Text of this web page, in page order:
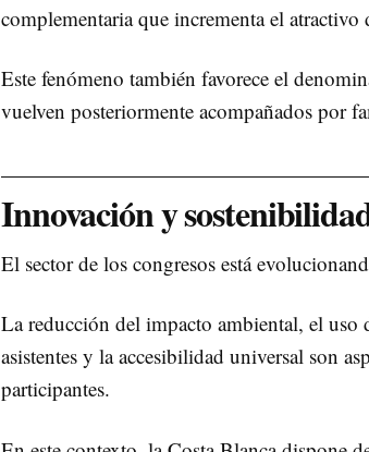
complementaria que incrementa el atractivo
Este fenómeno también favorece el
vuelven posteriormente acompañados por
Innovación y
El sector de los congresos está
La reducción del impacto ambiental, el uso
asistentes y la accesibilidad universal son
participantes.